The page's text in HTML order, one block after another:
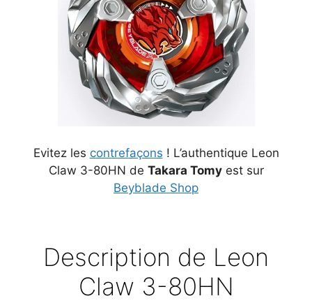
Evitez les contrefaçons ! L’authentique Leon
Claw 3-80HN de Takara Tomyest sur
Beyblade Shop
Description de Leon
Claw 3-80HN